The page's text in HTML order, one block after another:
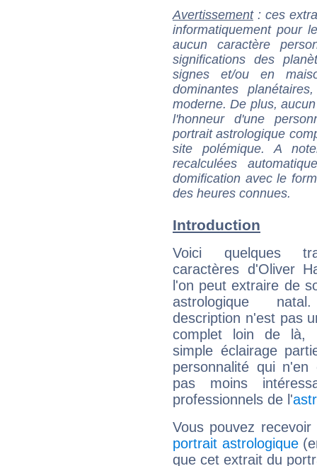
Avertissement: ces
informatiquement pour
aucun caractère
significations des
signes et/ou en
dominantes
moderne. De plus,
l'honneur d'une
portrait astrologique
site polémique. A
recalculées
domification avec le
des heures connues.
Introduction
Voici quelques
caractères d'Oliver
l'on peut extraire de
astrologique
description n'est pas
complet loin de là,
simple éclairage
personnalité qui n'en
pas moins
professionnels de l'
Vous pouvez
portrait astrologique
que cet extrait du